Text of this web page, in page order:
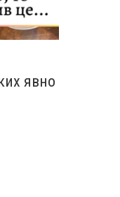
явно